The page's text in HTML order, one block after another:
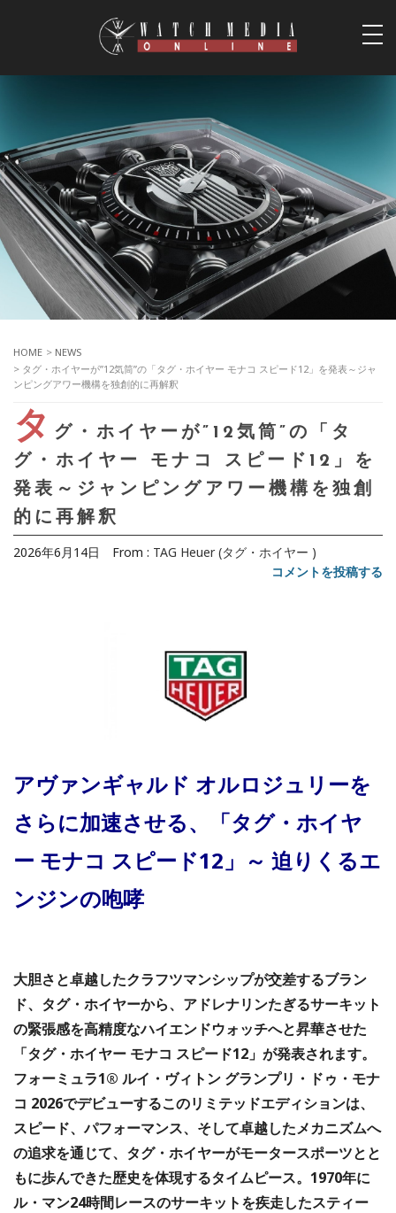
HOME > NEWS
> タグ・ホイヤーが”12気筒”の「タグ・ホイヤー モナコ スピード12」を発表～ジャ
ンピングアワー機構を独創的に再解釈
タ グ・ホイヤーが”12気筒”の「タ
グ・ホイヤー モナコ スピード12」を
発表～ジャンピングアワー機構を独創
的に再解釈
2026年6月14日 From : TAG Heuer (タグ・ホイヤー )
コメントを投稿する
アヴァンギャルド オルロジュリーを
さらに加速させる、「タグ・ホイヤ
ー モナコ スピード12」～ 迫りくるエ
ンジンの咆哮
大胆さと卓越したクラフツマンシップが交差するブラン
ド、タグ・ホイヤーから、アドレナリンたぎるサーキット
の緊張感を高精度なハイエンドウォッチへと昇華させた
「タグ・ホイヤー モナコ スピード12」が発表されます。
フォーミュラ1® ルイ・ヴィトン グランプリ・ドゥ・モナ
コ 2026でデビューするこのリミテッドエディションは、
スピード、パフォーマンス、そして卓越したメカニズムへ
の追求を通じて、タグ・ホイヤーがモータースポーツとと
もに歩んできた歴史を体現するタイムピース。1970年に
ル・マン24時間レースのサーキットを疾走したスティー